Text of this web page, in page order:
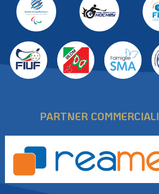
PARTNER COMMERCIALI